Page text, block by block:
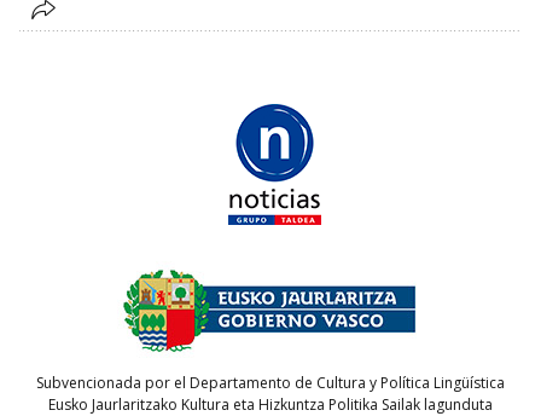
Subvencionada por el Departamento de Cultura y Política Lingüística
Eusko Jaurlaritzako Kultura eta Hizkuntza Politika Sailak lagunduta